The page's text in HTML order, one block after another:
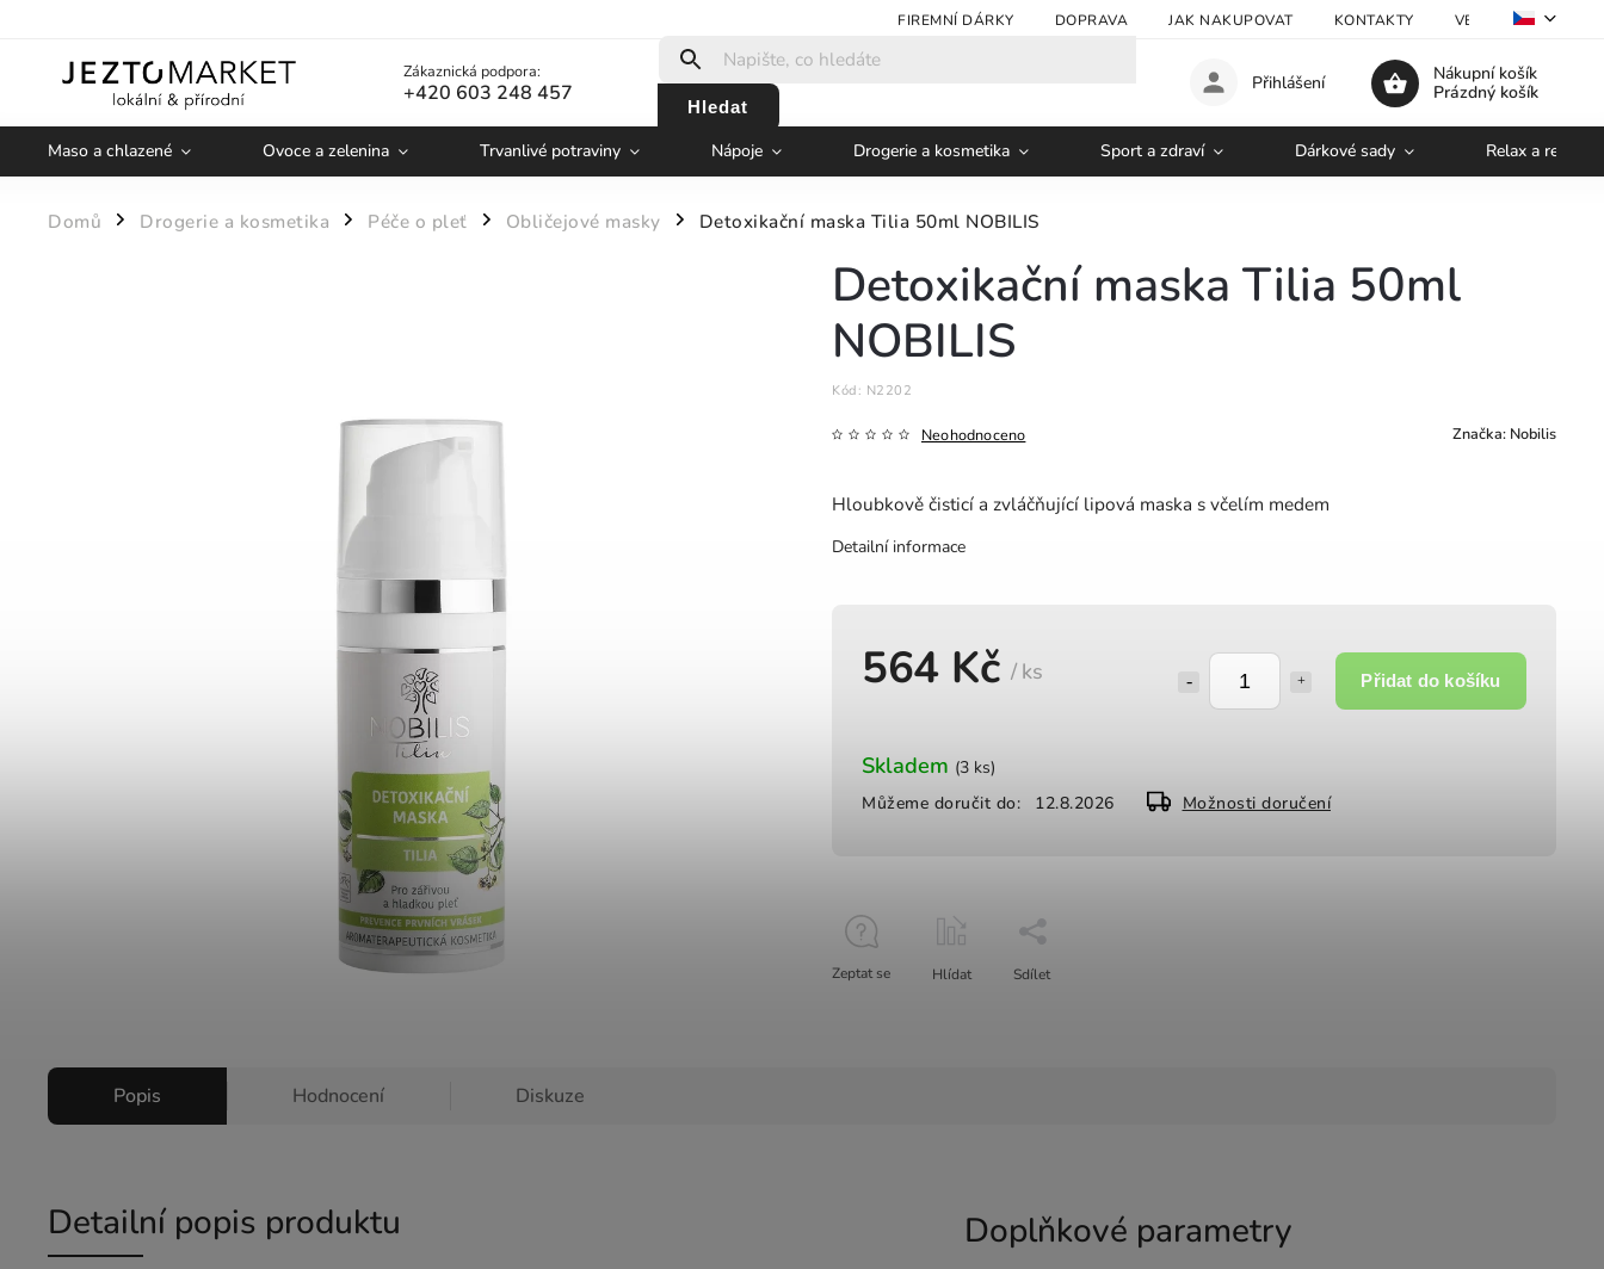
FIREMNÍ DÁRKY DOPRAVA JAK NAKUPOVAT KONTAKTY VELKOOBCHOD
Zákaznická podpora:
+420 603 248 457
Hledat
Nákupní košík
Prázdný košík
Přihlášení
Maso a chlazené Ovoce a zelenina Trvanlivé potraviny Nápoje Drogerie a kosmetika Sport a zdraví Dárkové sady Relax a
Domů / Drogerie a kosmetika / Péče o pleť / Obličejové masky / Detoxikační maska Tilia 50ml NOBILIS
564 Kč / ks Přidat do košíku
Skladem (3 ks)
Můžeme doručit do:
12.8.2026 Možnosti doručení
Detoxikační maska Tilia 50ml
NOBILIS
Kód: N2202
Neohodnoceno Značka: Nobilis
Hloubkově čisticí a zvláčňující lipová maska s včelím medem
Detailní informace
Zeptat se Hlídat Sdílet
Popis Hodnocení Diskuze
Detailní popis produktu Doplňkové parametry